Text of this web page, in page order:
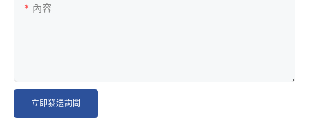
內容
立即發送詢問